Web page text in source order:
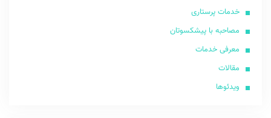
خدمات پرستاری
مصاحبه با پیشکسوتان
معرفی خدمات
مقالات
ویدئوها